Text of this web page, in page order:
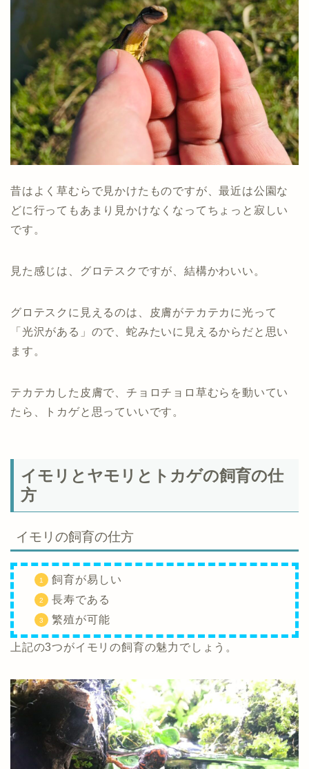
昔はよく草むらで見かけたものですが、最近は公園な
どに行ってもあまり見かけなくなってちょっと寂しい
です。
見た感じは、グロテスクですが、結構かわいい。
グロテスクに見えるのは、皮膚がテカテカに光って
「光沢がある」ので、蛇みたいに見えるからだと思い
ます。
テカテカした皮膚で、チョロチョロ草むらを動いてい
たら、トカゲと思っていいです。
イモリとヤモリとトカゲの飼育の仕
方
イモリの飼育の仕方
飼育が易しい
長寿である
繁殖が可能
上記の3つがイモリの飼育の魅力でしょう。